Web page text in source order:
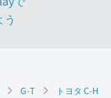
G-T トヨタ C-HR